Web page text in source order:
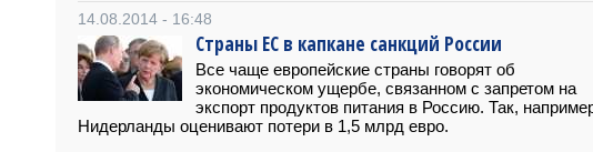
14.08.2014 - 16:48
Страны ЕС в капкане санкций России
Все чаще европейские страны говорят об
экономическом ущербе, связанном с запретом на
экспорт продуктов питания в Россию. Так,
Нидерланды оценивают потери в 1,5 млрд евро.